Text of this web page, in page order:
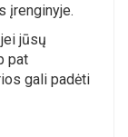
įrenginyje.
jūsų
pat
gali padėti